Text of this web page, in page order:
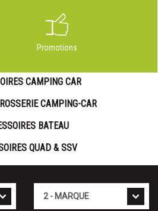
Promotions
CAMPING CAR
CAMPING-CAR
BATEAU
QUAD & SSV